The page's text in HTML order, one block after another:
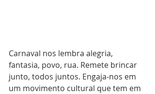
Carnaval nos lembra alegria,
fantasia, povo, rua. Remete brincar
junto, todos juntos. Engaja-nos em
um movimento cultural que tem em